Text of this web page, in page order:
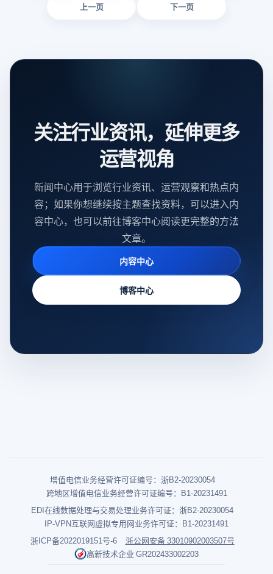
上一页 下一页
关注行业资讯，延伸更多
运营视角
新闻中心用于浏览行业资讯、运营观察和热点内
容；如果你想继续按主题查找资料，可以进入内
容中心，也可以前往博客中心阅读更完整的方法
文章。
内容中心
博客中心
增值电信业务经营许可证编号：浙B2-20230054
跨地区增值电信业务经营许可证编号：B1-20231491
EDI在线数据处理与交易处理业务许可证：浙B2-20230054
IP-VPN互联网虚拟专用网业务许可证：B1-20231491
浙ICP备2022019151号-6
浙公网安备 33010902003507号
高新技术企业 GR202433002203